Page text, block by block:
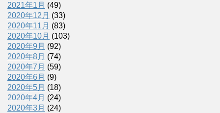
2021年1月 (49)
2020年12月 (33)
2020年11月 (83)
2020年10月 (103)
2020年9月 (92)
2020年8月 (74)
2020年7月 (59)
2020年6月 (9)
2020年5月 (18)
2020年4月 (24)
2020年3月 (24)